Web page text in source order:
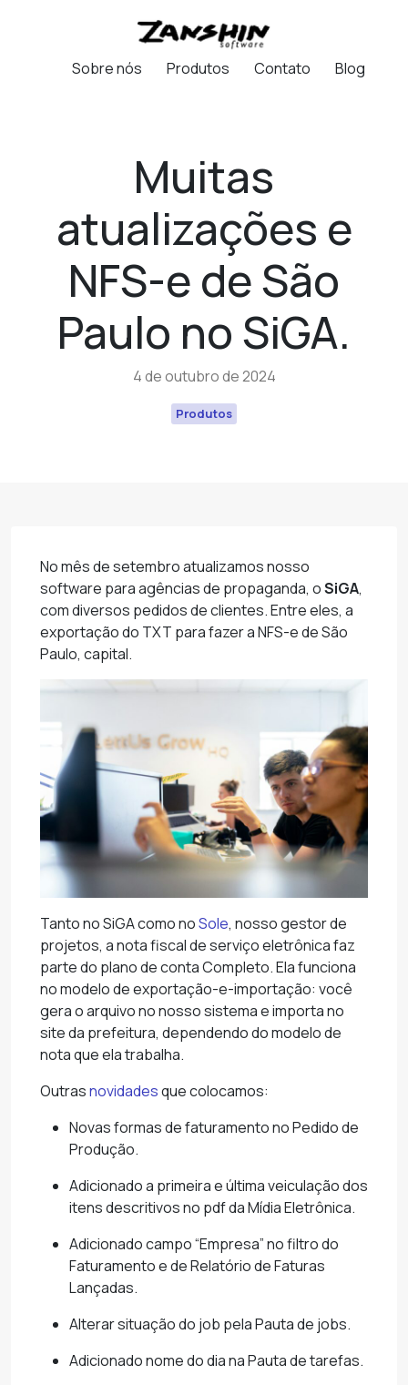
Sobre nós Produtos Contato Blog
Muitas
atualizações e
NFS-e de São
Paulo no SiGA.
4 de outubro de 2024
Produtos
No mês de setembro atualizamos nosso
software para agências de propaganda, oSiGA,
com diversos pedidos de clientes. Entre eles, a
exportação do TXT para fazer a NFS-e de São
Paulo, capital.
Tanto no SiGA como noSole, nosso gestor de
projetos, a nota fiscal de serviço eletrônica faz
parte do plano de conta Completo. Ela funciona
no modelo de exportação-e-importação: você
gera o arquivo no nosso sistema e importa no
site da prefeitura, dependendo do modelo de
nota que ela trabalha.
Outrasnovidadesque colocamos:
Novas formas de faturamento no Pedido de
Produção.
Adicionado a primeira e última veiculação dos
itens descritivos no pdf da Mídia Eletrônica.
Adicionado campo “Empresa” no filtro do
Faturamento e de Relatório de Faturas
Lançadas.
Alterar situação do job pela Pauta de jobs.
Adicionado nome do dia na Pauta de tarefas.